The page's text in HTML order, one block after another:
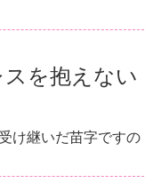
を抱えない
け継いだ苗字ですの